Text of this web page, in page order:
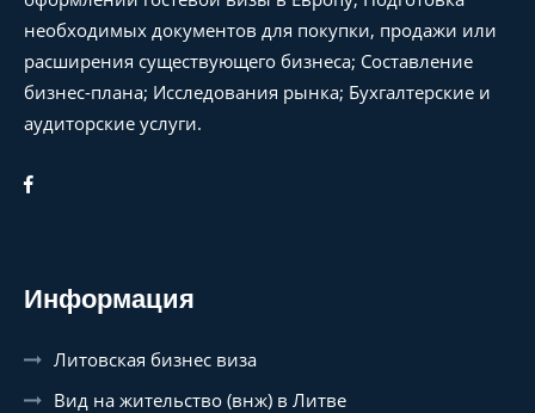
необходимых документов для покупки, продажи или
расширения существующего бизнеса; Составление
бизнес-плана; Исследования рынка; Бухгалтерские и
аудиторские услуги.
Информация
Литовская бизнес виза
Вид на жительство (внж) в Литве